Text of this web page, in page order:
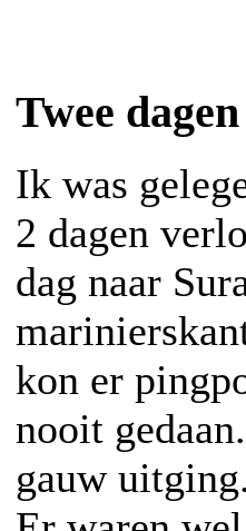
Twee
Ik was
2 dagen
dag naar
kon er
nooit
gauw uitging.